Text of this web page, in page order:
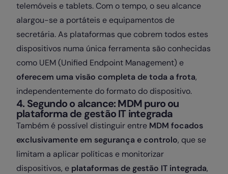
telemóveis e tablets. Com o tempo, o seu alcance
alargou-se a portáteis e equipamentos de
secretária. As plataformas que cobrem todos estes
dispositivos numa única ferramenta são conhecidas
como UEM (Unified Endpoint Management) e
oferecem uma visão completa de toda a frota,
independentemente do formato do dispositivo.
4. Segundo o alcance: MDM puro ou
plataforma de gestão IT integrada
Também é possível distinguir entre MDM focados
exclusivamente em segurança e controlo, que se
limitam a aplicar políticas e monitorizar
dispositivos, e plataformas de gestão IT integrada,